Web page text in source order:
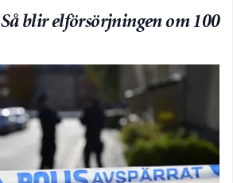
Så blir elförsörjningen om 100